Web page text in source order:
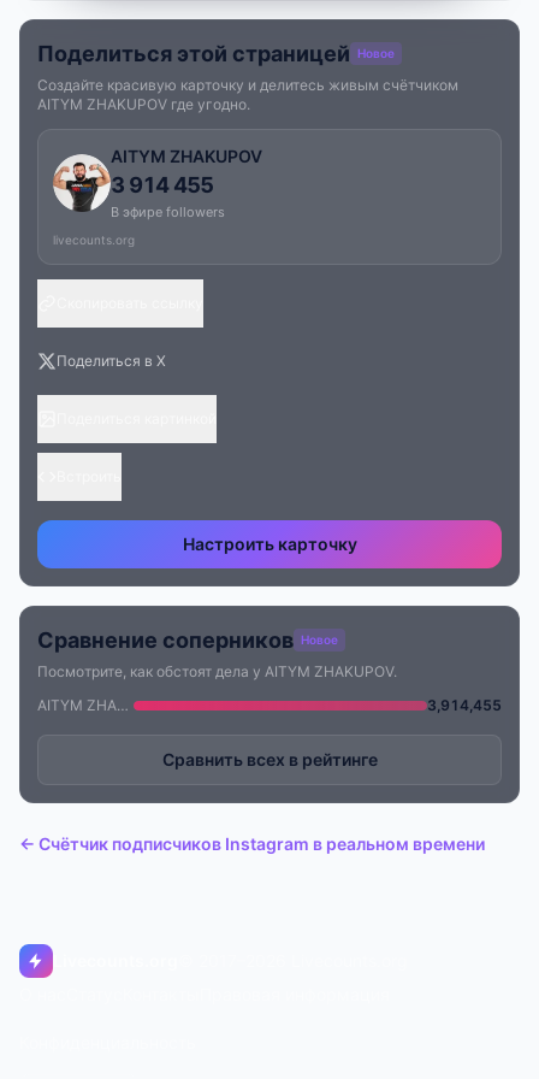
Поделиться этой страницей Новое
Создайте красивую карточку и делитесь живым счётчиком
AITYM ZHAKUPOV где угодно.
AITYM ZHAKUPOV
3 914 455
В эфире followers
livecounts.org
Поделиться в X
Настроить карточку
Сравнение соперников Новое
Посмотрите, как обстоят дела у AITYM ZHAKUPOV.
AITYM ZHAKUPOV
3,914,455
Сравнить всех в рейтинге
← Счётчик подписчиков Instagram в реальном времени